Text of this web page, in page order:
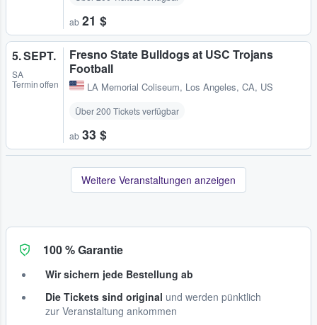
ab 21 $
5. SEPT.
SA
Termin offen
Fresno State Bulldogs at USC Trojans
Football
LA Memorial Coliseum, Los Angeles, CA, US
Über 200 Tickets verfügbar
ab 33 $
Weitere Veranstaltungen anzeigen
100 % Garantie
Wir sichern jede Bestellung ab
Die Tickets sind original und werden pünktlich
zur Veranstaltung ankommen